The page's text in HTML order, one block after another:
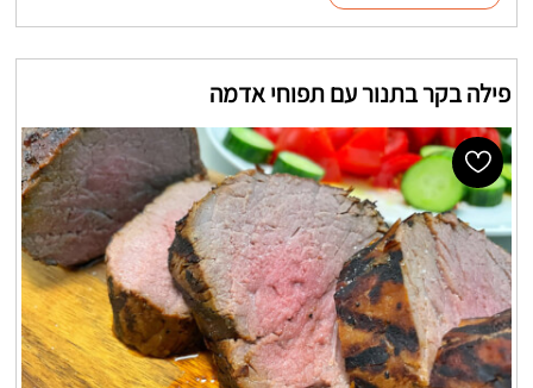
פילה בקר בתנור עם תפוחי אדמה